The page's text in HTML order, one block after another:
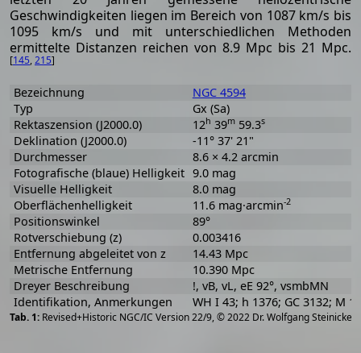
Geschwindigkeiten liegen im Bereich von 1087 km/s bis
1095 km/s und mit unterschiedlichen Methoden
ermittelte Distanzen reichen von 8.9 Mpc bis 21 Mpc.
[145,215]
Revised+Historic NGC/IC Version 22/9, © 2022 Dr. Wolfgang Steinicke
Bezeichnung
NGC 4594
Typ
Gx (Sa)
Rektaszension (J2000.0)
12h 39m59.3s
Deklination (J2000.0)
-11° 37' 21"
Durchmesser
8.6 × 4.2 arcmin
Fotografische (blaue) Helligkeit 9.0 mag
Visuelle Helligkeit
8.0 mag
Oberflächenhelligkeit
11.6 mag·arcmin-2
Positionswinkel
89°
Rotverschiebung (z)
0.003416
Entfernung abgeleitet von z
14.43 Mpc
Metrische Entfernung
10.390 Mpc
Dreyer Beschreibung
!, vB, vL, eE 92°, vsmbMN
Identifikation, Anmerkungen
WH I 43; h 1376; GC 3132; M